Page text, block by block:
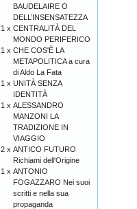
BAUDELAIRE O
DELL’INSENSATEZZA
1 x CENTRALITÀ DEL
MONDO PERIFERICO
1 x CHE COS'È LA
METAPOLITICA a cura
di Aldo La Fata
1 x UNITÀ SENZA
IDENTITÀ
1 x ALESSANDRO
MANZONI LA
TRADIZIONE IN
VIAGGIO
2 x ANTICO FUTURO
Richiami dell'Origine
1 x ANTONIO
FOGAZZARO Nei suoi
scritti e nella sua
propaganda